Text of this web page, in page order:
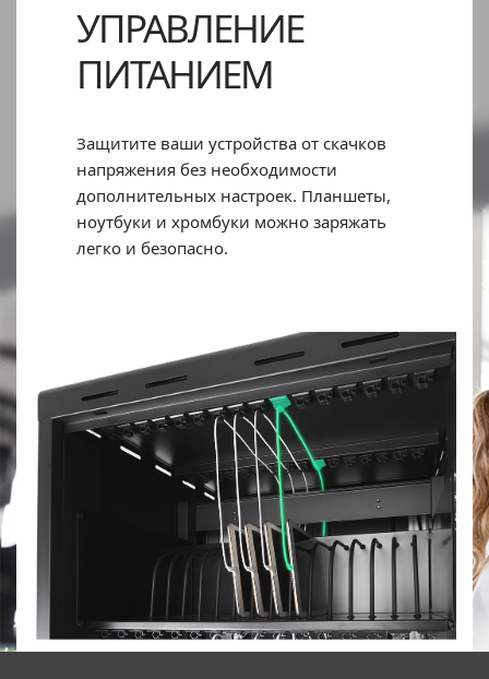
УПРАВЛЕНИЕ
ПИТАНИЕМ
Защитите ваши устройства от скачков
напряжения без необходимости
дополнительных настроек. Планшеты,
ноутбуки и хромбуки можно заряжать
легко и безопасно.